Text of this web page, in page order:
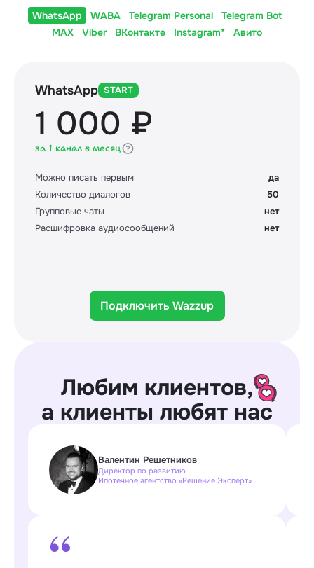
WhatsApp WABA Telegram Personal
Telegram Bot
MAX
Viber ВКонтакте Instagram* Авито
WhatsApp START
1 000 ₽
за 1 канал в месяц
Можно писать первым
да
Количество диалогов
50
Групповые чаты
нет
Расшифровка аудиосообщений
нет
Подключить Wazzup
Любим клиентов,
а клиенты любят нас
Валентин Решетников
Директор по развитию
Ипотечное агентство «Решение Эксперт»